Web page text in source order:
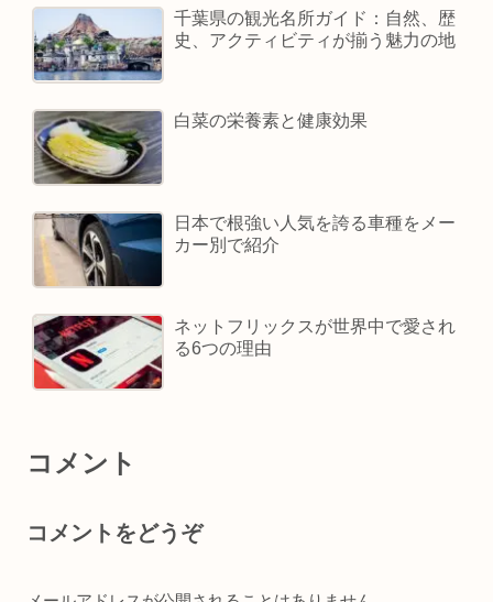
千葉県の観光名所ガイド：自然、歴
史、アクティビティが揃う魅力の地
白菜の栄養素と健康効果
日本で根強い人気を誇る車種をメー
カー別で紹介
ネットフリックスが世界中で愛され
る6つの理由
コメント
コメントをどうぞ